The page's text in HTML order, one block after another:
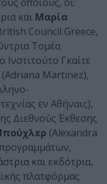
και Μαρία
Council Greece,
Τομέα
Γκαίτε
(Adriana Martinez),
εν Αθήναις),
Διεθνούς Έκθεσης
(Alexandra
και εκδότρια,
πλατφόρμας